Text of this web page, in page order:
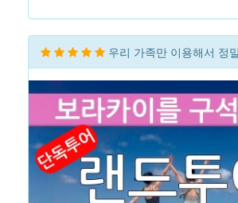
우리 가족만 이용해서 정